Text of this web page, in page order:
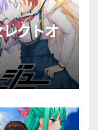
クトオ